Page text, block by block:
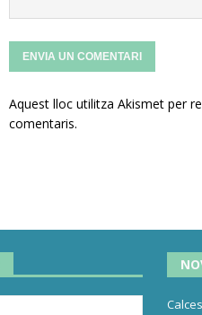
Aquest lloc utilitza Akismet per
comentaris.